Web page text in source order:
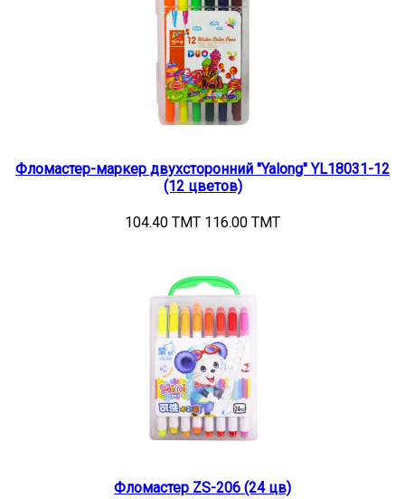
Фломастер-маркер двухсторонний "Yalong" YL18031-12
(12 цветов)
104.40 TMT 116.00 TMT
Фломастер ZS-206 (24 цв)